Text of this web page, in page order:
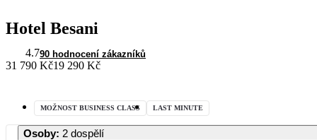
Hotel Besani
4.790 hodnocení zákazníků
31 790 Kč19 290 Kč
MOŽNOST BUSINESS CLASS LAST MINUTE
Osoby: 2 dospělí